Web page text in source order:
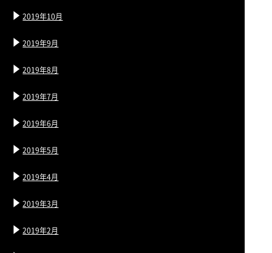
2019年10月
2019年9月
2019年8月
2019年7月
2019年6月
2019年5月
2019年4月
2019年3月
2019年2月